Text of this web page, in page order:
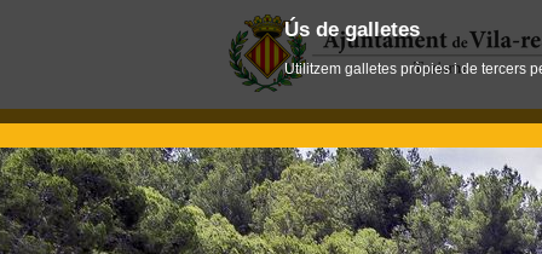
Ús de galletes
Utilitzem galletes pròpies i de tercers